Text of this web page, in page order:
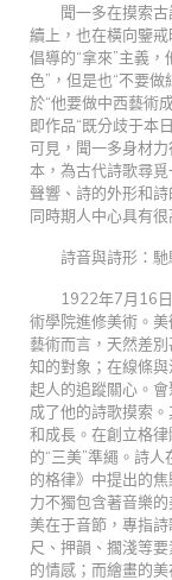
聞一多在摸索
續上，也在橫向鑒
倡導的“拿來”主義
色”，但是也“不要
於“他要做中西藝術
即作品“既分歧于本
可見，聞一多身材力
本，為古代詩歌尋
聲響、詩的外形和
同時期人中心具有
詩音與詩形：
1922年7月16
術學院進修美術。
藝術而言，天然差
知的對象；在線條
起人的追蹤關心。
成了他的詩歌摸索
和成長。在創立格
的“三美”準繩。詩
的格律》中提出的
力不獨包含著音樂
美在于音節，專指
尺、押韻、擱淺等
的情感；而繪畫的